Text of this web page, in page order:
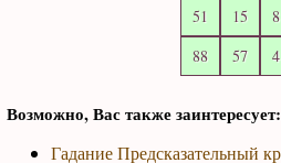
21
31
7
7
Возможно, Вас также заинтересует:
Гадание Предсказательный